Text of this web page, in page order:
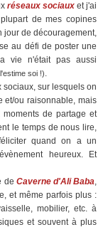
réseaux sociauxet j'ai
de mes copines
jour de découragement,
au défi de poster une
vie n'était pas aussi
soi !).
sociaux, sur lesquels on
et/ou raisonnable, mais
de partage et
le temps de nous lire,
quand on a un
heureux. Et
de Caverne d'Ali Baba,
et même parfois plus :
mobilier, etc. à
et souvent à plus